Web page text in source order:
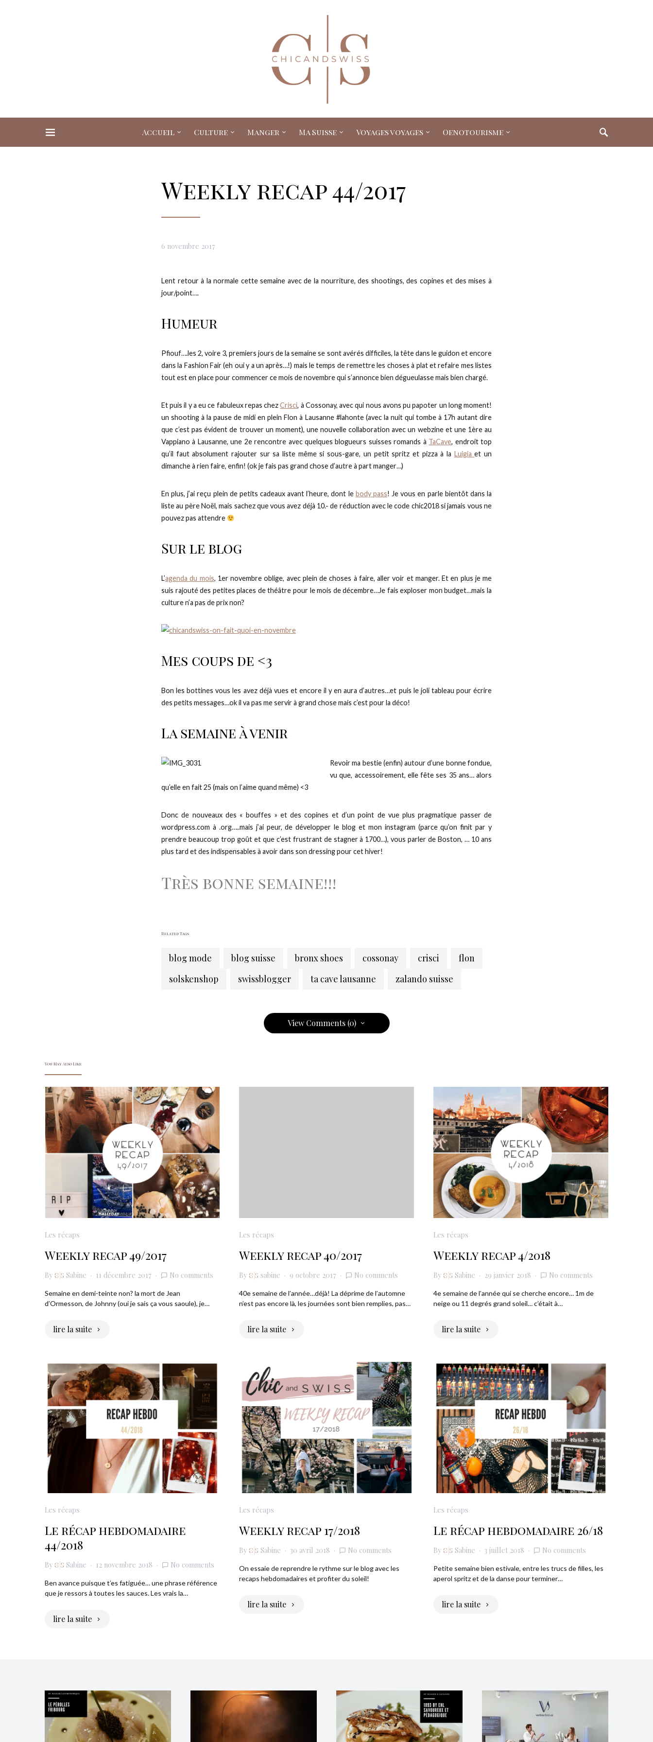
Accueil Culture Manger Ma Suisse Voyages voyages Oenotourisme
Search for:
Weekly recap 44/2017
6 novembre 2017
Lent retour à la normale cette semaine avec de la nourriture, des shootings, des copines et des mises à
jour/point….
Humeur
Pfiouf….les 2, voire 3, premiers jours de la semaine se sont avérés difficiles, la tête dans le guidon et encore
dans la Fashion Fair (eh oui y a un après…!) mais le temps de remettre les choses à plat et refaire mes listes
tout est en place pour commencer ce mois de novembre qui s’annonce bien dégueulasse mais bien chargé.
Et puis il y a eu ce fabuleux repas chezCrisci, à Cossonay, avec qui nous avons pu papoter un long moment!
un shooting à la pause de midi en plein Flon à Lausanne #lahonte (avec la nuit qui tombe à 17h autant dire
que c’est pas évident de trouver un moment), une nouvelle collaboration avec un webzine et une 1ère au
Vappiano à Lausanne, une 2e rencontre avec quelques blogueurs suisses romands à TaCave, endroit top
qu’il faut absolument rajouter sur sa liste même si sous-gare, un petit spritz et pizza à la Luigiaet un
dimanche à rien faire, enfin! (ok je fais pas grand chose d’autre à part manger…)
En plus, j’ai reçu plein de petits cadeaux avant l’heure, dont le body pass! Je vous en parle bientôt dans la
liste au père Noël, mais sachez que vous avez déjà 10.- de réduction avec le code chic2018 si jamais vous ne
pouvez pas attendre
Sur le blog
L’agenda du mois, 1er novembre oblige, avec plein de choses à faire, aller voir et manger. Et en plus je me
suis rajouté des petites places de théâtre pour le mois de décembre…Je fais exploser mon budget…mais la
culture n’a pas de prix non?
Mes coups de <3
Bon les bottines vous les avez déjà vues et encore il y en aura d’autres…et puis le joli tableau pour écrire
des petits messages…ok il va pas me servir à grand chose mais c’est pour la déco!
La semaine à venir
Revoir ma bestie (enfin) autour d’une bonne fondue,
vu que, accessoirement, elle fête ses 35 ans… alors
qu’elle en fait 25 (mais on l’aime quand même) <3
Donc de nouveaux des « bouffes » et des copines et d’un point de vue plus pragmatique passer de
wordpress.com à .org…..mais j’ai peur, de développer le blog et mon instagram (parce qu’on finit par y
prendre beaucoup trop goût et que c’est frustrant de stagner à 1700…), vous parler de Boston, … 10 ans
plus tard et des indispensables à avoir dans son dressing pour cet hiver!
Très bonne semaine!!!
Related Tags
blog mode blog suisse bronx shoes cossonay crisci
flon
solskenshop
swissblogger ta cave lausanne zalando suisse
View Comments (0)
You May Also Like
Les récaps
Weekly recap 49/2017
By Sabine 11 décembre 2017 No comments
Semaine en demi-teinte non? la mort de Jean
d’Ormesson, de Johnny (oui je sais ça vous saoule), je…
lire la suite
Les récaps
Weekly recap 40/2017
By sabine 9 octobre 2017 No comments
40e semaine de l’année…déjà! La déprime de l’automne
n’est pas encore là, les journées sont bien remplies, pas…
lire la suite
Les récaps
Weekly recap 4/2018
By Sabine 29 janvier 2018 No comments
4e semaine de l’année qui se cherche encore… 1m de
neige ou 11 degrés grand soleil… c’était à…
lire la suite
Les récaps
Le récap hebdomadaire
44/2018
By Sabine 12 novembre 2018 No comments
Ben avance puisque t’es fatiguée… une phrase référence
que je ressors à toutes les sauces. Les vrais la…
lire la suite
Les récaps
Weekly recap 17/2018
By Sabine 30 avril 2018 No comments
On essaie de reprendre le rythme sur le blog avec les
recaps hebdomadaires et profiter du soleil!
lire la suite
Les récaps
Le récap hebdomadaire 26/18
By Sabine 3 juillet 2018 No comments
Petite semaine bien estivale, entre les trucs de filles, les
aperol spritz et de la danse pour terminer…
lire la suite